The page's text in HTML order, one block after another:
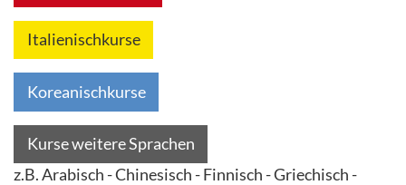
Italienischkurse
Koreanischkurse
Kurse weitere Sprachen
z.B. Arabisch - Chinesisch - Finnisch - Griechisch -